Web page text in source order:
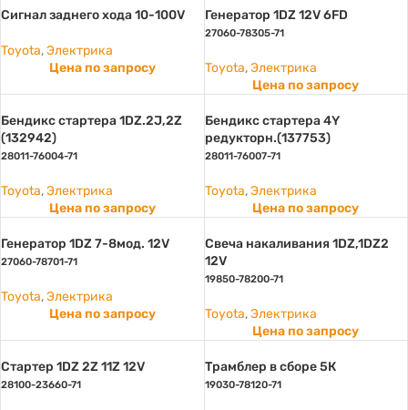
Сигнал заднего хода 10-100V
Toyota,Электрика
Цена по запросу
Генератор 1DZ 12V 6FD
27060-78305-71
Toyota, Электрика
Цена по запросу
Бендикс стартера 1DZ.2J,2Z
(132942)
28011-76004-71
Toyota,Электрика
Цена по запросу
Бендикс стартера 4Y
редукторн.(137753)
28011-76007-71
Toyota, Электрика
Цена по запросу
Генератор 1DZ 7-8мод. 12V
27060-78701-71
Toyota,Электрика
Цена по запросу
Свеча накаливания 1DZ,1DZ2
12V
19850-78200-71
Toyota, Электрика
Цена по запросу
Стартер 1DZ 2Z 11Z 12V
28100-23660-71
Трамблер в сборе 5К
19030-78120-71